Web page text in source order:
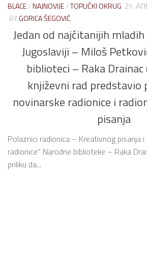
BLACE/NAJNOVIJE/TOPLIČKI OKRUG 21.
BYGORICA ŠEGOVIĆ
Jedan od najčitanijih
Jugoslaviji – Miloš
biblioteci – Raka Drainac
književni rad predstavio
novinarske radionice i
pisanja
Polaznici radionica – Kreativnog pisanja i
radionice” Narodne biblioteke – Raka
priliku da...